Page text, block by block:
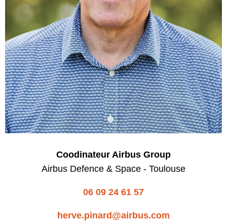
Coodinateur Airbus Group
Airbus Defence & Space - Toulouse
06 09 24 61 57
herve.pinard@airbus.com